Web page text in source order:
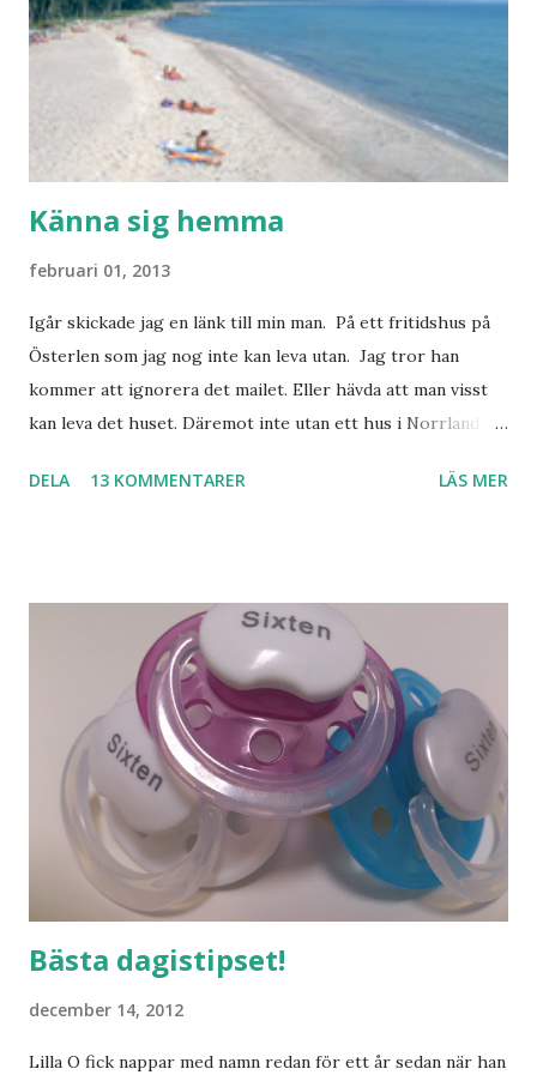
Känna sig hemma
februari 01, 2013
Igår skickade jag en länk till min man. På ett fritidshus på
Österlen som jag nog inte kan leva utan. Jag tror han
kommer att ignorera det mailet. Eller hävda att man visst
kan leva det huset. Däremot inte utan ett hus i Norrland.
används. Min man samlar på hus. Bara inte såna hus som
lånade från www.ystad.se
DELA 13 KOMMENTARER LÄS MER
Bästa dagistipset!
december 14, 2012
Lilla O fick nappar med namn redan för ett år sedan när han